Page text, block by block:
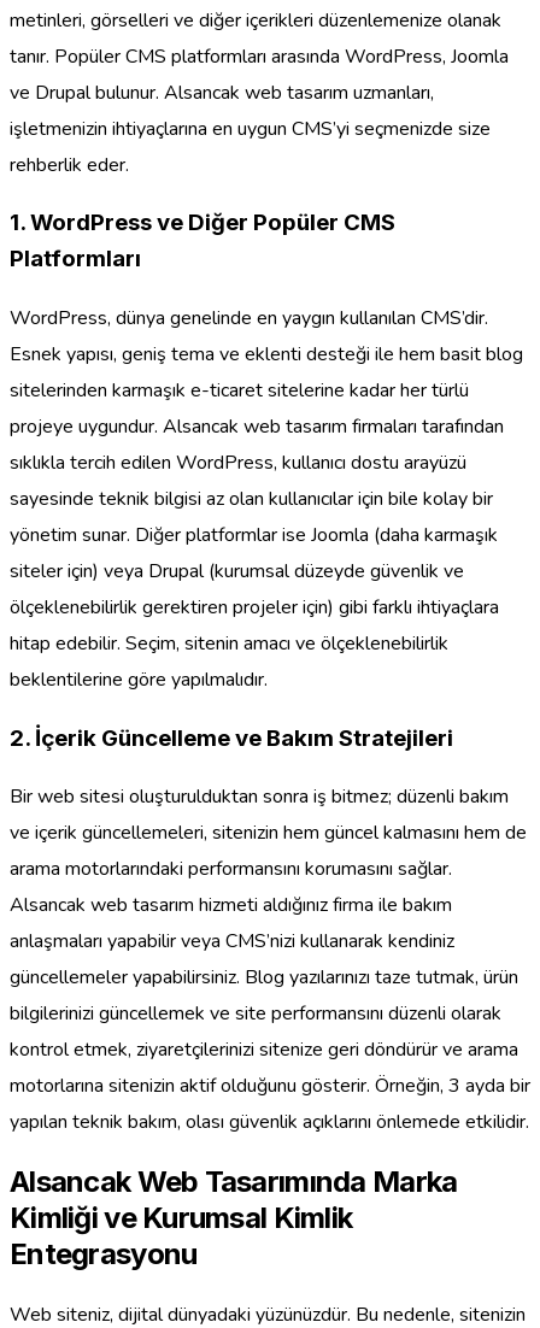
metinleri, görselleri ve diğer içerikleri düzenlemenize olanak
tanır. Popüler CMS platformları arasında WordPress, Joomla
ve Drupal bulunur. Alsancak web tasarım uzmanları,
işletmenizin ihtiyaçlarına en uygun CMS’yi seçmenizde size
rehberlik eder.
1. WordPress ve Diğer Popüler CMS
Platformları
WordPress, dünya genelinde en yaygın kullanılan CMS’dir.
Esnek yapısı, geniş tema ve eklenti desteği ile hem basit blog
sitelerinden karmaşık e-ticaret sitelerine kadar her türlü
projeye uygundur. Alsancak web tasarım firmaları tarafından
sıklıkla tercih edilen WordPress, kullanıcı dostu arayüzü
sayesinde teknik bilgisi az olan kullanıcılar için bile kolay bir
yönetim sunar. Diğer platformlar ise Joomla (daha karmaşık
siteler için) veya Drupal (kurumsal düzeyde güvenlik ve
ölçeklenebilirlik gerektiren projeler için) gibi farklı ihtiyaçlara
hitap edebilir. Seçim, sitenin amacı ve ölçeklenebilirlik
beklentilerine göre yapılmalıdır.
2. İçerik Güncelleme ve Bakım Stratejileri
Bir web sitesi oluşturulduktan sonra iş bitmez; düzenli bakım
ve içerik güncellemeleri, sitenizin hem güncel kalmasını hem de
arama motorlarındaki performansını korumasını sağlar.
Alsancak web tasarım hizmeti aldığınız firma ile bakım
anlaşmaları yapabilir veya CMS’nizi kullanarak kendiniz
güncellemeler yapabilirsiniz. Blog yazılarınızı taze tutmak, ürün
bilgilerinizi güncellemek ve site performansını düzenli olarak
kontrol etmek, ziyaretçilerinizi sitenize geri döndürür ve arama
motorlarına sitenizin aktif olduğunu gösterir. Örneğin, 3 ayda bir
yapılan teknik bakım, olası güvenlik açıklarını önlemede etkilidir.
Alsancak Web Tasarımında Marka
Kimliği ve Kurumsal Kimlik
Entegrasyonu
Web siteniz, dijital dünyadaki yüzünüzdür. Bu nedenle, sitenizin